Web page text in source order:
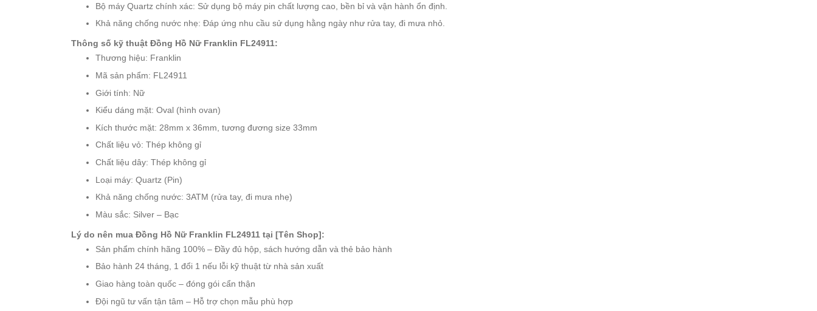
Crown
Starke
Sunrise
X-
Cer
Đồng
Cặp
Marc
Jacobs
Michael
Kors
Phẩm
Khác
Set
Bộ máy Quartz chính xác: Sử dụng bộ máy pin chất lượng cao, bền bỉ và vận hành ổn định.
Khả năng chống nước nhẹ: Đáp ứng nhu cầu sử dụng hằng ngày như rửa tay, đi mưa nhỏ.
Thông số kỹ thuật Đồng Hồ Nữ Franklin FL24911:
Thương hiệu: Franklin
Mã sản phẩm: FL24911
Giới tính: Nữ
Kiểu dáng mặt: Oval (hình ovan)
Kích thước mặt: 28mm x 36mm, tương đương size 33mm
Chất liệu vỏ: Thép không gỉ
Chất liệu dây: Thép không gỉ
Loại máy: Quartz (Pin)
Khả năng chống nước: 3ATM (rửa tay, đi mưa nhẹ)
Màu sắc: Silver – Bạc
Lý do nên mua Đồng Hồ Nữ Franklin FL24911 tại [Tên Shop]:
Sản phẩm chính hãng 100% – Đầy đủ hộp, sách hướng dẫn và thẻ bảo hành
Bảo hành 24 tháng, 1 đổi 1 nếu lỗi kỹ thuật từ nhà sản xuất
Giao hàng toàn quốc – đóng gói cẩn thận
Đội ngũ tư vấn tận tâm – Hỗ trợ chọn mẫu phù hợp